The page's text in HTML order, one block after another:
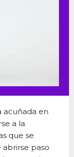
acuñada en
a la
que se
abrirse paso